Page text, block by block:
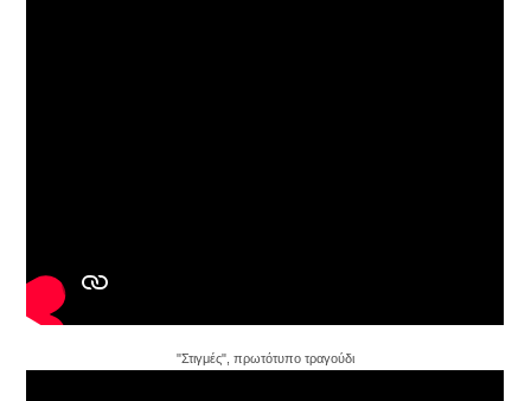
"Στιγμές", πρωτότυπο τραγούδι